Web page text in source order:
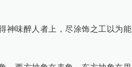
神味醉人者上，尽涂饰之工以为能